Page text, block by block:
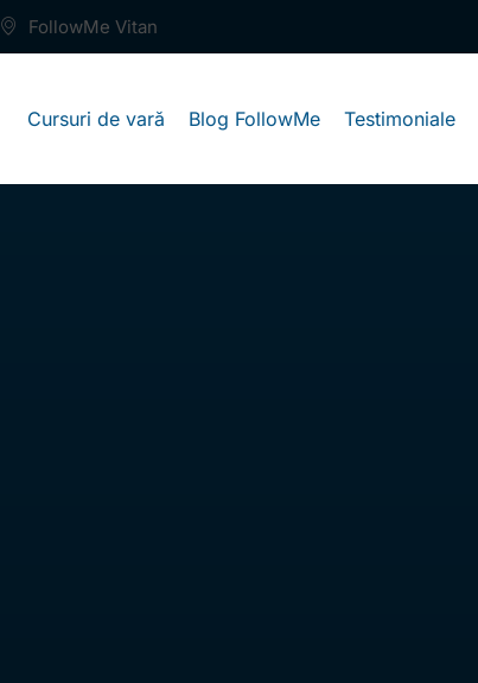
FollowMe Vitan
Cursuri de vară Blog FollowMe Testimoniale